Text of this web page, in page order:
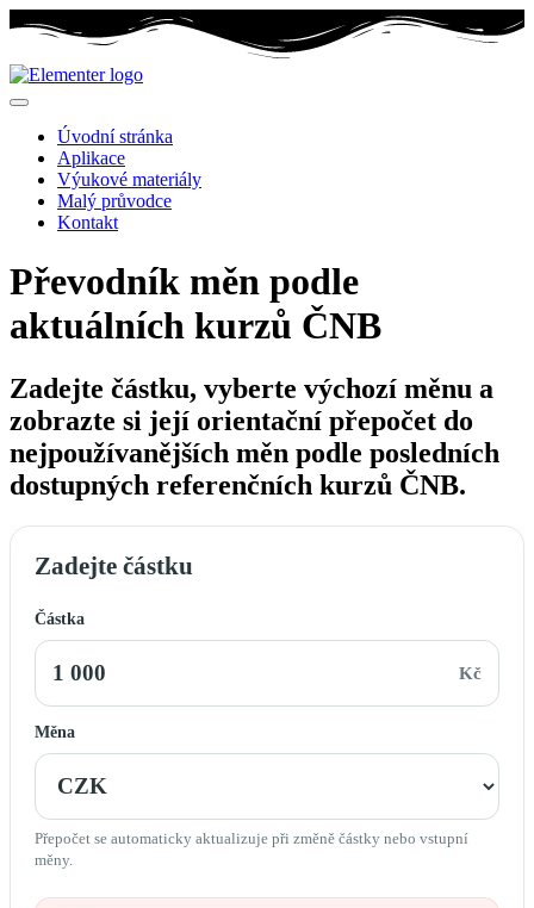
Úvodní stránka
Aplikace
Výukové materiály
Malý průvodce
Kontakt
Převodník měn podle
aktuálních kurzů ČNB
Zadejte částku, vyberte výchozí měnu a
zobrazte si její orientační přepočet do
nejpoužívanějších měn podle posledních
dostupných referenčních kurzů ČNB.
Zadejte částku
Částka
Kč
Měna
Přepočet se automaticky aktualizuje při změně částky nebo vstupní
měny.